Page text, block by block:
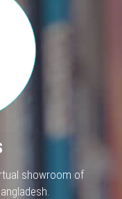
showroom of